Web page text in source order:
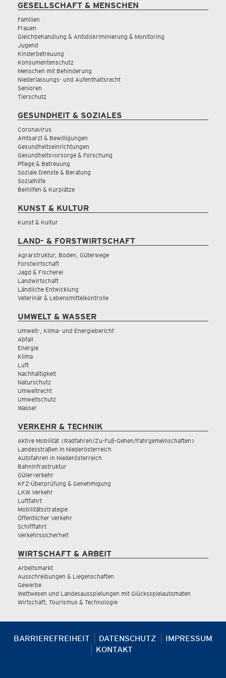
GESELLSCHAFT & MENSCHEN
Familien
Frauen
Gleichbehandlung & Antidiskriminierung & Monitoring
Jugend
Kinderbetreuung
Konsumentenschutz
Menschen mit Behinderung
Niederlassungs- und Aufenthaltsrecht
Senioren
Tierschutz
GESUNDHEIT & SOZIALES
Coronavirus
Amtsarzt & Bewilligungen
Gesundheitseinrichtungen
Gesundheitsvorsorge & Forschung
Pflege & Betreuung
Soziale Dienste & Beratung
Sozialhilfe
Beihilfen & Kurplätze
KUNST & KULTUR
Kunst & Kultur
LAND- & FORSTWIRTSCHAFT
Agrarstruktur, Boden, Güterwege
Forstwirtschaft
Jagd & Fischerei
Landwirtschaft
Ländliche Entwicklung
Veterinär & Lebensmittelkontrolle
UMWELT & WASSER
Umwelt-, Klima- und Energiebericht
Abfall
Energie
Klima
Luft
Nachhaltigkeit
Naturschutz
Umweltrecht
Umweltschutz
Wasser
VERKEHR & TECHNIK
Aktive Mobilität (Radfahren/Zu-Fuß-Gehen/Fahrgemeinschaften)
Landesstraßen in Niederösterreich
Autofahren in Niederösterreich
Bahninfrastruktur
Güterverkehr
KFZ-Überprüfung & Genehmigung
LKW Verkehr
Luftfahrt
Mobilitätsstrategie
Öffentlicher Verkehr
Schifffahrt
Verkehrssicherheit
WIRTSCHAFT & ARBEIT
Arbeitsmarkt
Ausschreibungen & Liegenschaften
Gewerbe
Wettwesen und Landesausspielungen mit Glücksspielautomaten
Wirtschaft, Tourismus & Technologie
BARRIEREFREIHEIT DATENSCHUTZ
IMPRESSUM
KONTAKT